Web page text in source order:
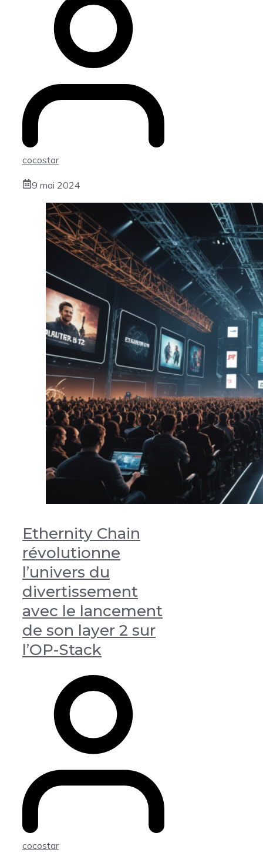
cocostar
9 mai 2024
Ethernity Chain
révolutionne
l’univers du
divertissement
avec le lancement
de son layer 2 sur
l’OP-Stack
cocostar